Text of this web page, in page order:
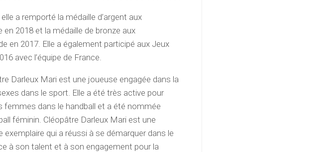
a remporté la médaille d’argent aux
en 2018 et la médaille de bronze aux
en 2017. Elle a également participé aux Jeux
avec l’équipe de France.
Darleux Mari est une joueuse engagée dans la
dans le sport. Elle a été très active pour
femmes dans le handball et a été nommée
féminin. Cléopâtre Darleux Mari est une
qui a réussi à se démarquer dans le
à son talent et à son engagement pour la